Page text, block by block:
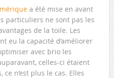
a été mise en avant
particuliers ne sont pas les
de la toile. Les
eu la capacité d’améliorer
avec brio les
celles-ci étaient
n’est plus le cas. Elles